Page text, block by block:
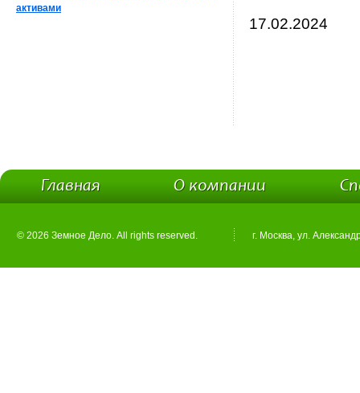
17.02.2024
активами
Главная О компании
© 2026 Земное Дело. All rights reserved. г. Москва, ул.